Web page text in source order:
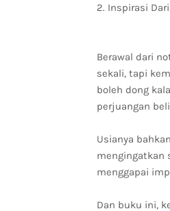
2. Inspirasi
Berawal dari
sekali, tapi
boleh dong
perjuangan
Usianya
mengingatkan
menggapai
Dan buku ini,